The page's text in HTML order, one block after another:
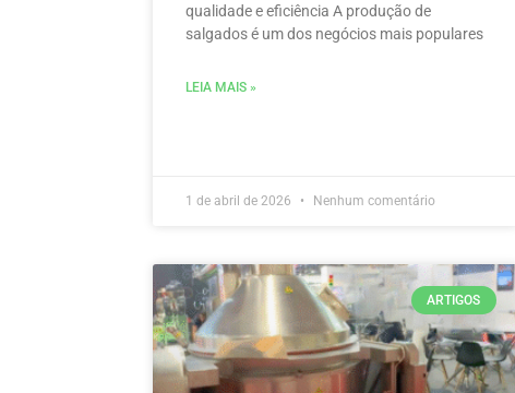
qualidade e eficiência A produção de
salgados é um dos negócios mais populares
LEIA MAIS »
1 de abril de 2026 Nenhum comentário
ARTIGOS